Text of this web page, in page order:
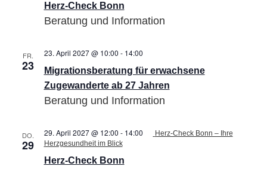
Herz-Check Bonn
Beratung und Information
FR.
23
Migrationsberatung für erwachsene
Zugewanderte ab 27 Jahren
23. April 2027 @ 10:00 - 14:00
erwachsene
ab
27
Beratung und Information
DO.
29
Herz-Check Bonn
29. April 2027 @ 12:00 - 14:00
Herz-Check Bonn – Ihre
Herzgesundheit im Blick